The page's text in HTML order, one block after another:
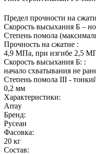
Предел прочности на
Скорость высыхания Б –
Степень помола
Прочность на сжатие :
4,9 МПа, при изгибе 2,5
Скорость высыхания Б: :
начало схватывания не
Степень помола III -
0,2 мм
Характеристики:
Array
Бренд:
Русеан
Фасовка:
20 кг
Состав: